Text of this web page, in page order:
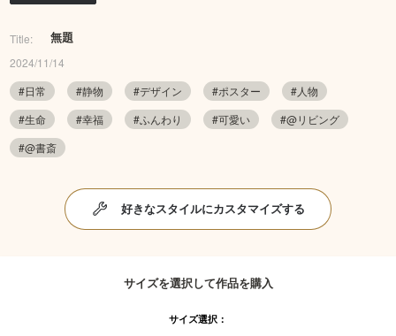
Title: 無題
2024/11/14
#日常
#静物 #デザイン #ポスター
#人物
#生命
#幸福 #ふんわり #可愛い
#@リビング
#@書斎
好きなスタイルにカスタマイズする
サイズを選択して作品を購入
サイズ選択：